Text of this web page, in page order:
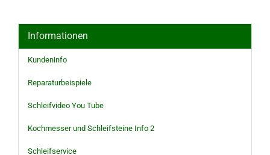
Informationen
Kundeninfo
Reparaturbeispiele
Schleifvideo You Tube
Kochmesser und Schleifsteine Info 2
Schleifservice